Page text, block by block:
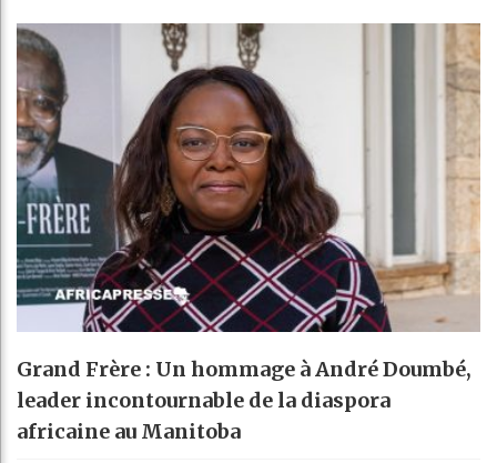
Grand Frère : Un hommage à André Doumbé,
leader incontournable de la diaspora
africaine au Manitoba